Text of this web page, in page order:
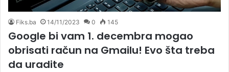
Fiks.ba 14/11/2023 0 145
Google bi vam 1. decembra mogao
obrisati račun na Gmailu! Evo šta treba
da uradite